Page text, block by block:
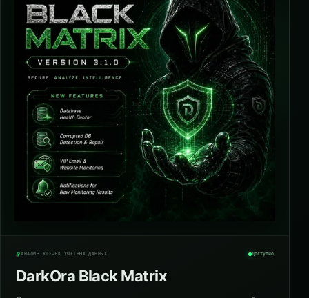
АНАЛИЗ УТЕЧЕК УЧЁТНЫХ ДАННЫХ Доступно
DarkOra Black Matrix